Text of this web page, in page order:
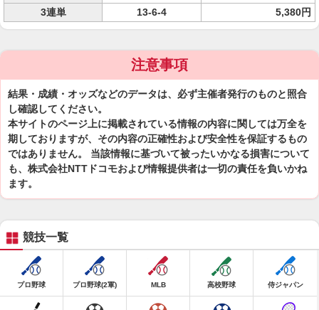
3連単
13-6-4 5,380円
注意事項
結果・成績・オッズなどのデータは、必ず主催者発行のものと照合
し確認してください。
本サイトのページ上に掲載されている情報の内容に関しては万全を
期しておりますが、その内容の正確性および安全性を保証するもの
ではありません。 当該情報に基づいて被ったいかなる損害について
も、株式会社NTTドコモおよび情報提供者は一切の責任を負いかね
ます。
競技一覧
プロ野球 プロ野球(2軍) MLB 高校野球 侍ジャパン